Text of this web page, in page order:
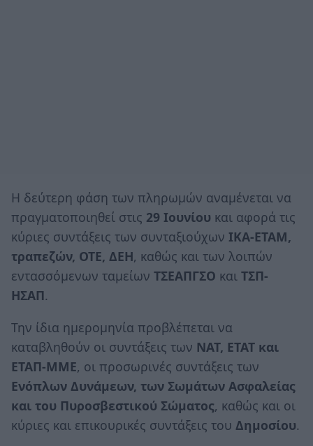
Η δεύτερη φάση των πληρωμών αναμένεται να
πραγματοποιηθεί στις 29 Ιουνίου και αφορά τις
κύριες συντάξεις των συνταξιούχων ΙΚΑ-ΕΤΑΜ,
τραπεζών, ΟΤΕ, ΔΕΗ, καθώς και των λοιπών
εντασσόμενων ταμείων ΤΣΕΑΠΓΣΟ και ΤΣΠ-
ΗΣΑΠ.
Την ίδια ημερομηνία προβλέπεται να
καταβληθούν οι συντάξεις των ΝΑΤ, ΕΤΑΤ και
ΕΤΑΠ-ΜΜΕ, οι προσωρινές συντάξεις των
Ενόπλων Δυνάμεων, των Σωμάτων Ασφαλείας
και του Πυροσβεστικού Σώματος, καθώς και οι
κύριες και επικουρικές συντάξεις του Δημοσίου.